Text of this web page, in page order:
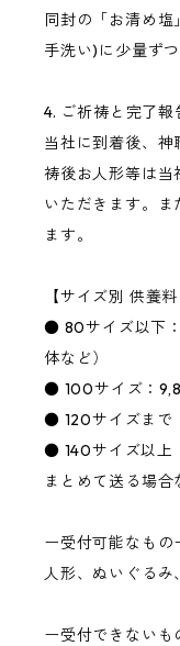
同封の「お清め
手洗い)に少量ず
4. ご祈祷と完了報
当社に到着後、
祷後お人形等は当
いただきます。
ます。
【サイズ別 供養
● 80サイズ以下
体など）
● 100サイズ：
● 120サイズまで
● 140サイズ以上
まとめて送る場合
ー受付可能なもの
人形、ぬいぐるみ
ー受付できないも